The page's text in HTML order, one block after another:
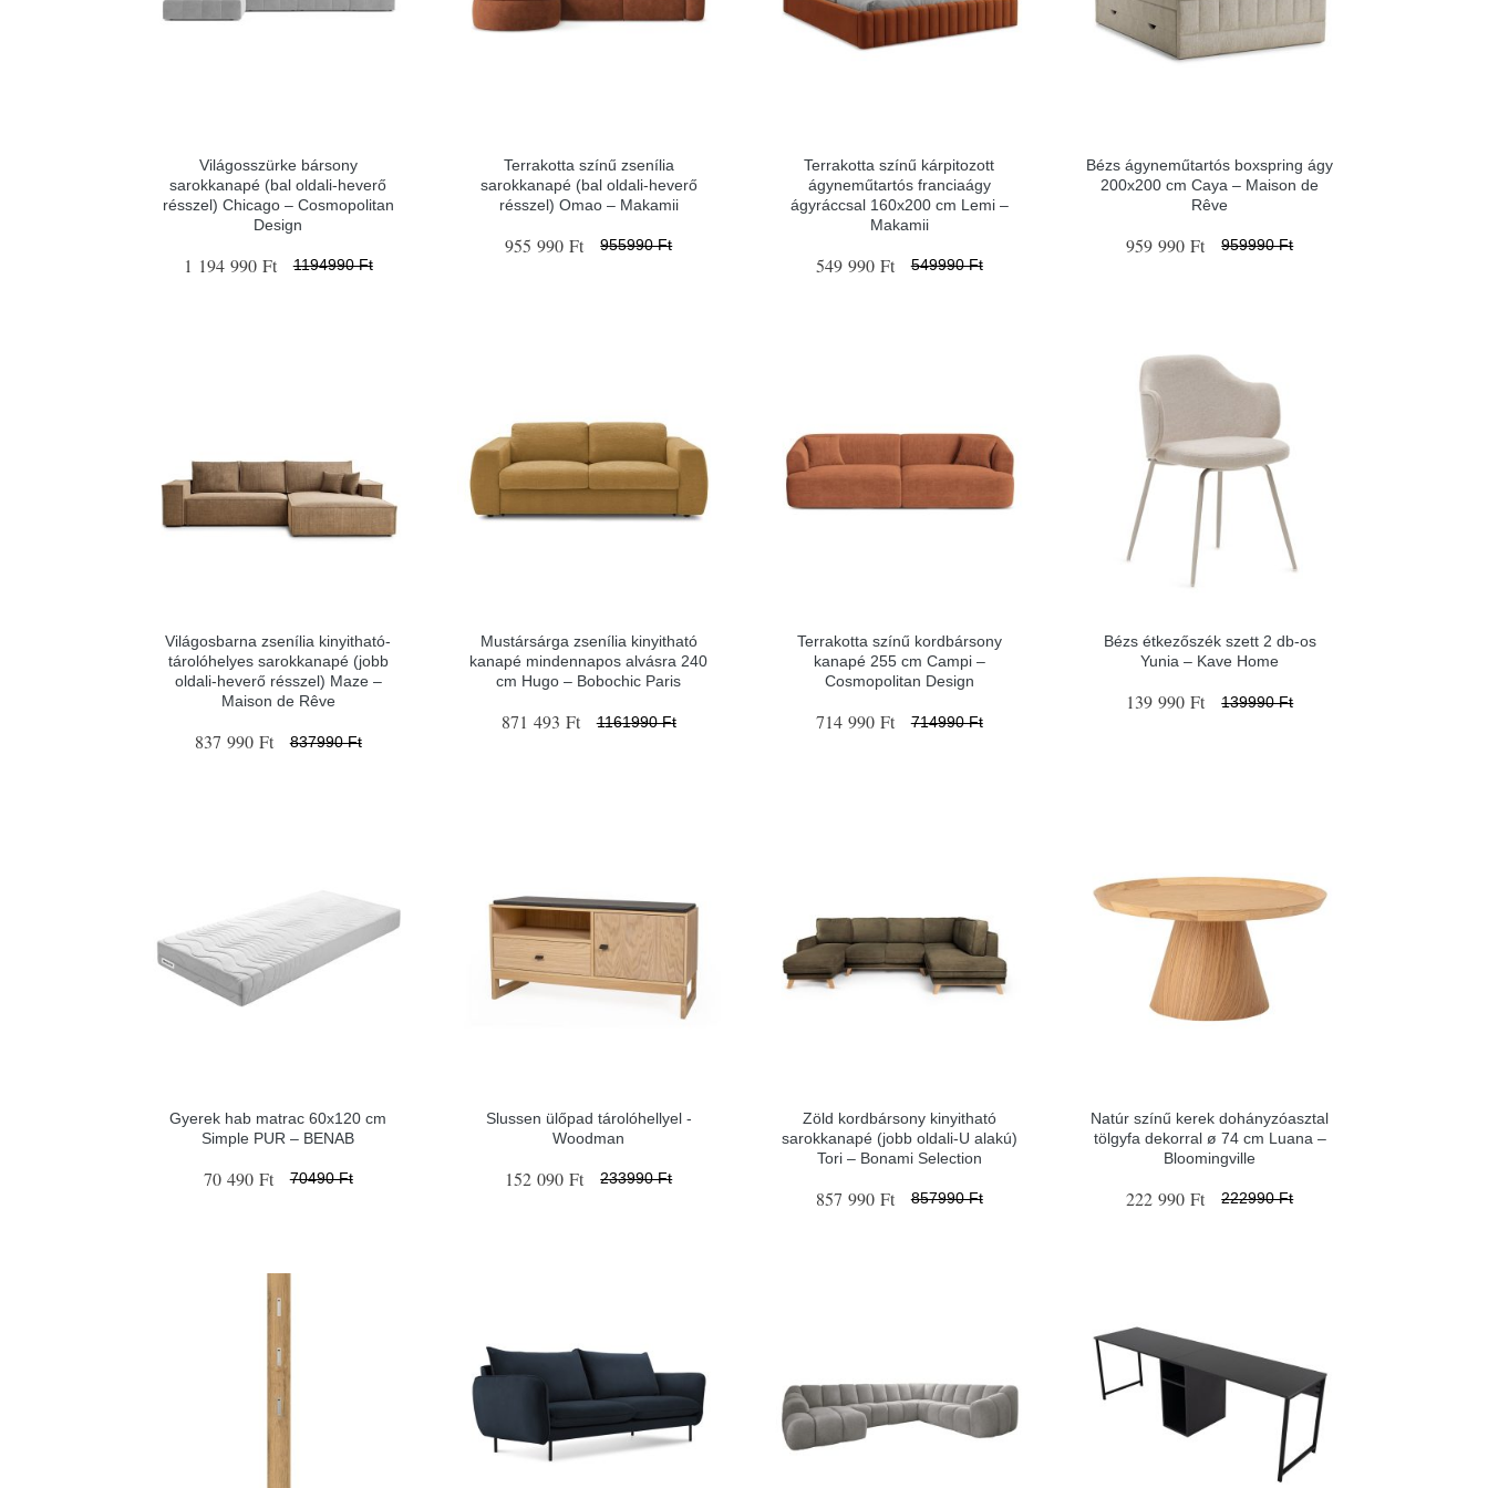
Világosszürke bársony
sarokkanapé (bal oldali-heverő
résszel) Chicago – Cosmopolitan
Design
1 194 990 Ft 1194990 Ft
Terrakotta színű zsenília
sarokkanapé (bal oldali-heverő
résszel) Omao – Makamii
955 990 Ft 955990 Ft
Terrakotta színű kárpitozott
ágyneműtartós franciaágy
ágyráccsal 160x200 cm Lemi –
Makamii
549 990 Ft 549990 Ft
Bézs ágyneműtartós boxspring ágy
200x200 cm Caya – Maison de
Rêve
959 990 Ft 959990 Ft
Világosbarna zsenília kinyitható-
tárolóhelyes sarokkanapé (jobb
oldali-heverő résszel) Maze –
Maison de Rêve
837 990 Ft 837990 Ft
Mustársárga zsenília kinyitható
kanapé mindennapos alvásra 240
cm Hugo – Bobochic Paris
871 493 Ft 1161990 Ft
Terrakotta színű kordbársony
kanapé 255 cm Campi –
Cosmopolitan Design
714 990 Ft 714990 Ft
Bézs étkezőszék szett 2 db-os
Yunia – Kave Home
139 990 Ft 139990 Ft
Gyerek hab matrac 60x120 cm
Simple PUR – BENAB
70 490 Ft 70490 Ft
Slussen ülőpad tárolóhellyel -
Woodman
152 090 Ft 233990 Ft
Zöld kordbársony kinyitható
sarokkanapé (jobb oldali-U alakú)
Tori – Bonami Selection
857 990 Ft 857990 Ft
Natúr színű kerek dohányzóasztal
tölgyfa dekorral ø 74 cm Luana –
Bloomingville
222 990 Ft 222990 Ft